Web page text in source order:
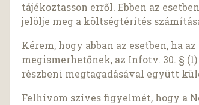
tájékoztasson erről. Ebben az
jelölje meg a költségtérítés
Kérem, hogy abban az esetben, ha
megismerhetőnek, az Infotv. 30. §
részbeni megtagadásával együtt
Felhívom szíves figyelmét, hogy a